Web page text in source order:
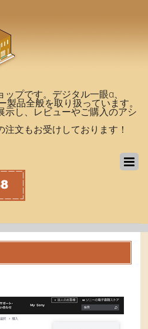
プです。デジタル一眼α、
製品全般を取り扱っています。
示し、レビューやご購入のアシ
文もお受けしております！